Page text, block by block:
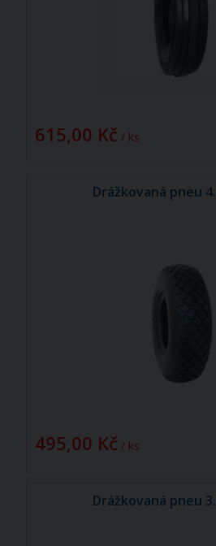
615,00 Kč / ks
Drážkovaná pneu
495,00 Kč / ks
Drážkovaná pneu